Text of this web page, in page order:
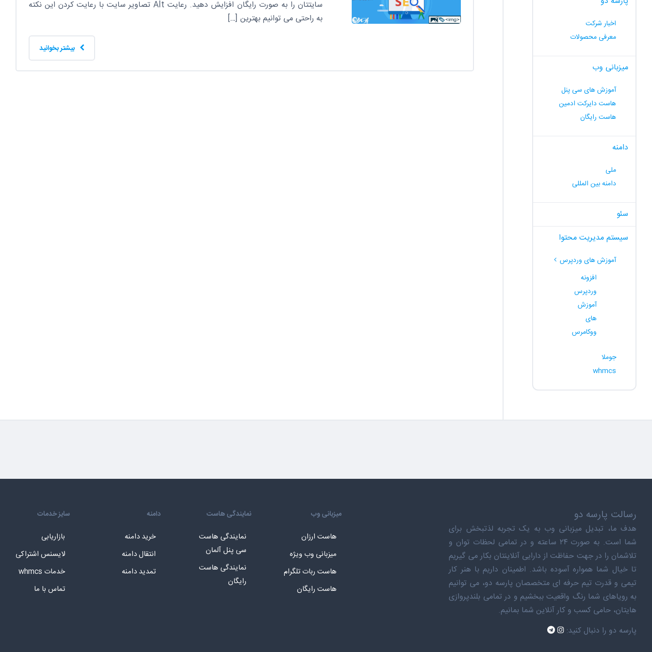
سایتتان را به صورت رایگان افزایش دهید. رعایت Alt تصاویر سایت با رعایت کردن این نکته
به راحتی می توانیم بهترین […]
اخبار شرکت
معرفی محصولات
میزبانی وب
آموزش های سی پنل
هاست دایرکت ادمین
هاست رایگان
دامنه
ملی
دامنه بین المللی
سئو
سیستم مدیریت محتوا
آموزش های وردپرس
افزونه
وردپرس
آموزش
های
ووکامرس
جوملا
whmcs
رسالت پارسه دو
هدف ما، تبدیل میزبانی وب به یک تجربه لذتبخش برای
شما است. به صورت ۲۴ ساعته و در تمامی لحظات توان و
تلاشمان را در جهت حفاظت از دارایی آنلاینتان بکار می گیریم
تا خیال شما همواره آسوده باشد. اطمینان داریم با هنر کار
تیمی و قدرت تیم حرفه ای متخصصان پارسه دو، می توانیم
به رویاهای شما رنگ واقعیت ببخشیم و در تمامی بلندپروازی
هایتان، حامی کسب و کار آنلاین شما بمانیم.
پارسه دو را دنبال کنید:
میزبانی وب
هاست ارزان
میزبانی وب ویژه
هاست ربات تلگرام
هاست رایگان
نمایندگی هاست
نمایندگی هاست
سی پنل آلمان
نمایندگی هاست
رایگان
دامنه
خرید دامنه
انتقال دامنه
تمدید دامنه
سایز خدمات
بازاریابی
لایسنس اشتراکی
خدمات whmcs
تماس با ما